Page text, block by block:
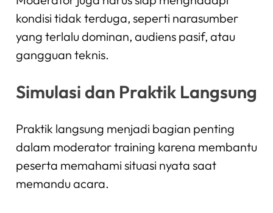
kondisi tidak terduga, seperti narasumber
yang terlalu dominan, audiens pasif, atau
gangguan teknis.
Simulasi dan Praktik Langsung
Praktik langsung menjadi bagian penting
dalam moderator training karena membantu
peserta memahami situasi nyata saat
memandu acara.